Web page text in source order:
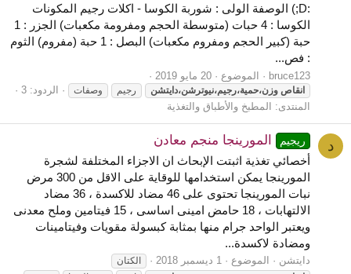
:D;) الوصفة الولى : شوربة الكوسا - اكلات رجيم المكونات
الكوسا : 4 حبات (متوسطة الحجم ومفرومة مكعبات) الجزر : 1
حبة (كبير الحجم ومفروم مكعبات) البصل : 1 حبة (مفروم) الثوم
: فص...
bruce123 الموضوع 20 مايو 2019
انقاص وزن،حمية،رجيم،نيوترشن،دايتشن رجيم وصفات
الردود: 3
المنتدى: المطبخ والأطباق والتغذية
د ريجيم المورينجا منجم معادن
أخصائي تغذية اثبتت الإبحاث ان الاجزاء المختلفة لشجرة
المورينجا يمكن استخدامها للوقاية على الاقل من 300 مرض
نبات المورينجا تحتوى على 46 مضاد للاكسدة ، 36 مضاد
الالتهابات ، 18 حامض امينى اساسى ، 15 فيتامين وملح معدنى
ويعتبر الواحد جرام منها بمثابة كبسولة مقويات وفيتامينات
ومضادة لاكسدة...
دايتشن الموضوع 1 ديسمبر 2018
الكتان